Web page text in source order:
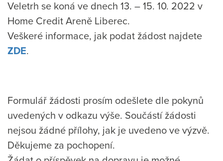
Veletrh se koná ve dnech 13. – 15. 10. 2022 v
Home Credit Areně Liberec.
Veškeré informace, jak podat žádost najdete
ZDE.
Formulář žádosti prosím odešlete dle pokynů
uvedených v odkazu výše. Součástí žádosti
nejsou žádné přílohy, jak je uvedeno ve výzvě.
Děkujeme za pochopení.